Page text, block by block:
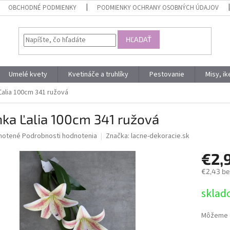
OBCHODNÉ PODMIENKY PODMIENKY OCHRANY OSOBNÝCH ÚDAJOV
HĽADAŤ
Umelé kvety Kvetináče a truhlíky Pestovanie
Misy,
100cm 341 ružová
Ľalia 100cm 341 ružová
Podrobnosti hodnotenia Značka: lacne-dekoracie.sk
€2,43
cena: